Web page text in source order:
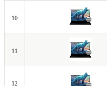
10
11
12